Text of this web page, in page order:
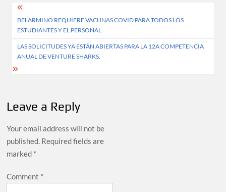
Post
navigation
BELARMINO REQUIERE VACUNAS COVID PARA TODOS LOS
ESTUDIANTES Y EL PERSONAL.
LAS SOLICITUDES YA ESTÁN ABIERTAS PARA LA 12A COMPETENCIA
ANUAL DE VENTURE SHARKS.
Leave a Reply
Your email address will not be
published. Required fields are
marked *
Comment *